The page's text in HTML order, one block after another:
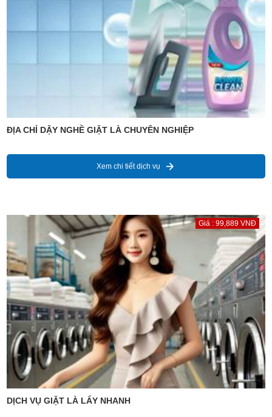
ĐỊA CHỈ DẬY NGHỀ GIẶT LÀ CHUYÊN NGHIỆP
Xem chi tiết dịch vụ
Giá : 99,889 VNĐ
DỊCH VỤ GIẶT LÀ LẤY NHANH